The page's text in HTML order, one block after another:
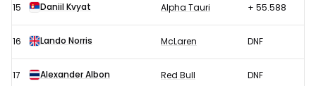
15 Daniil Kvyat Alpha Tauri + 55.588
16 Lando Norris McLaren DNF
17 Alexander Albon Red Bull DNF